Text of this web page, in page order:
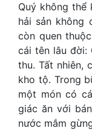
Quý không thể
hải sản không
còn quen
cái tên lâu đời:
thu. Tất nhiên,
kho tộ. Trong
một món có
giác ăn với
nước mắm